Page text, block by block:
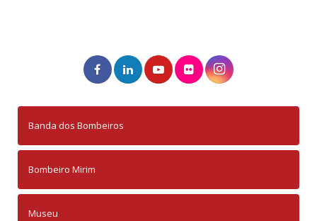
Banda dos Bombeiros
Bombeiro Mirim
Museu